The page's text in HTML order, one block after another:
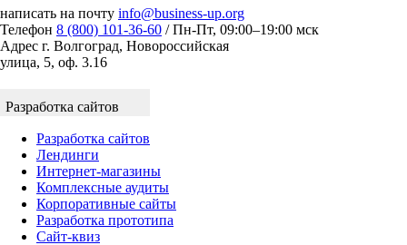
написать на почту info@business-up.org
Телефон 8 (800) 101-36-60 / Пн-Пт, 09:00–19:00 мск
Адрес г. Волгоград, Новороссийская
улица, 5, оф. 3.16
Разработка сайтов
Разработка сайтов
Лендинги
Интернет-магазины
Комплексные аудиты
Корпоративные сайты
Разработка прототипа
Сайт-квиз